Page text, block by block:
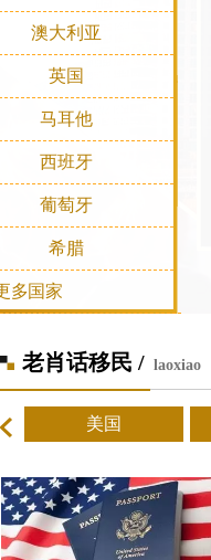
澳大利亚
英国
马耳他
西班牙
葡萄牙
希腊
多国家
老肖话移民 / laoxiao
美国